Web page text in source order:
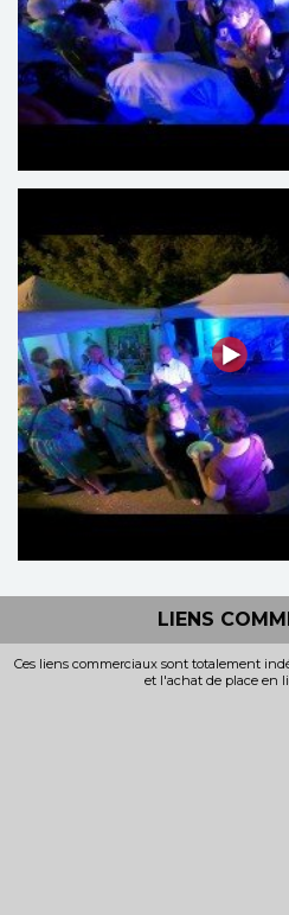
LIENS
Ces liens commerciaux sont totalement
et l'achat de place en